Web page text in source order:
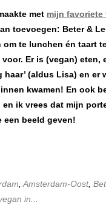
met mijn favoriete
toevoegen: Beter &
te lunchen én taart
Er is (vegan) eten,
haar’ (aldus Lisa) en
kwamen! En ook
ik vrees dat mijn
een beeld geven!
Amsterdam-Oost,
in...